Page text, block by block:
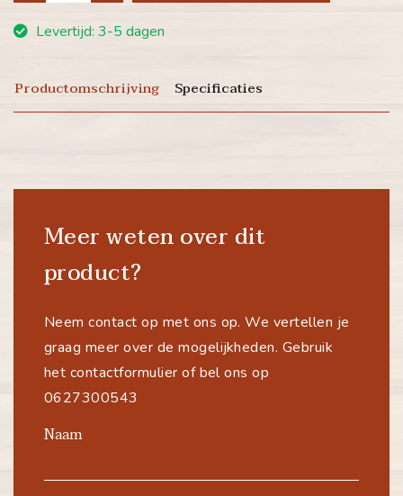
Levertijd: 3-5 dagen
Productomschrijving Specificaties
Meer weten over dit
product?
Neem contact op met ons op. We vertellen je
graag meer over de mogelijkheden. Gebruik
het contactformulier of bel ons op
0627300543
Naam